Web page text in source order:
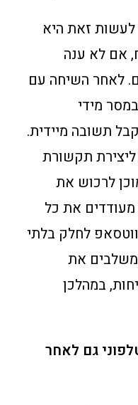
לעשות זאת היא
אם לא ענה
לאחר השיחה עם
מידי
תשובה מיידית.
תקשורת
לרכוש את
מעודדים את כל
לחלק בלתי
משלבים את
במהלכן
גם לאחר